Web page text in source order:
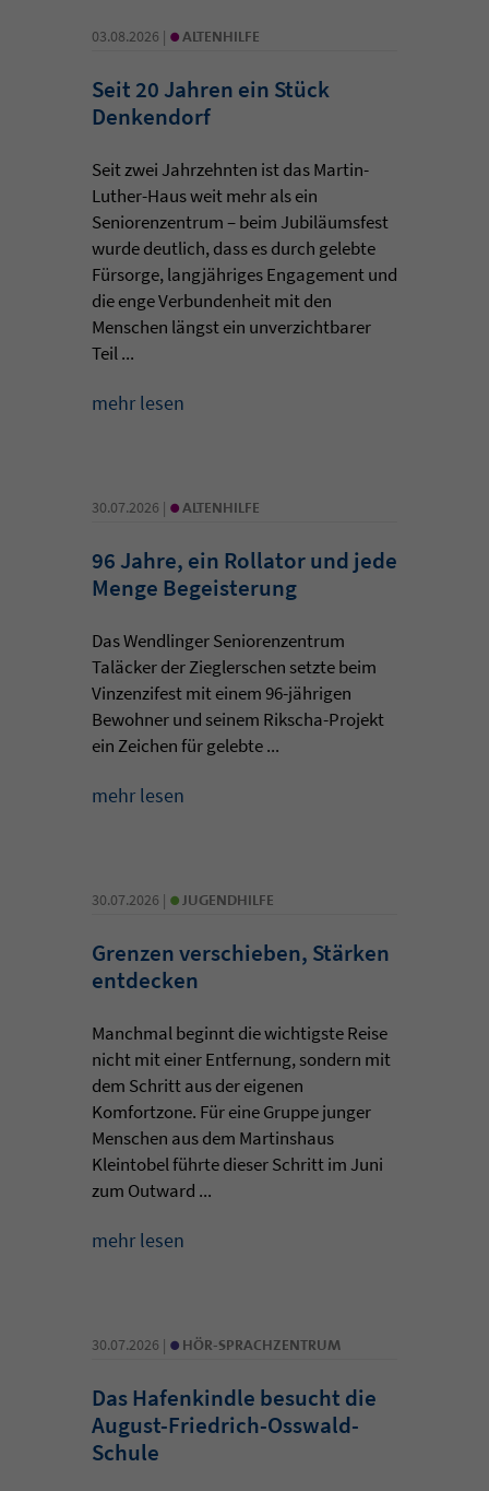
03.08.2026 | • ALTENHILFE
Seit 20 Jahren ein Stück
Denkendorf
Seit zwei Jahrzehnten ist das Martin-
Luther-Haus weit mehr als ein
Seniorenzentrum – beim Jubiläumsfest
wurde deutlich, dass es durch gelebte
Fürsorge, langjähriges Engagement und
die enge Verbundenheit mit den
Menschen längst ein unverzichtbarer
Teil ...
mehr lesen
30.07.2026 | • ALTENHILFE
96 Jahre, ein Rollator und jede
Menge Begeisterung
Das Wendlinger Seniorenzentrum
Taläcker der Zieglerschen setzte beim
Vinzenzifest mit einem 96-jährigen
Bewohner und seinem Rikscha-Projekt
ein Zeichen für gelebte ...
mehr lesen
30.07.2026 | • JUGENDHILFE
Grenzen verschieben, Stärken
entdecken
Manchmal beginnt die wichtigste Reise
nicht mit einer Entfernung, sondern mit
dem Schritt aus der eigenen
Komfortzone. Für eine Gruppe junger
Menschen aus dem Martinshaus
Kleintobel führte dieser Schritt im Juni
zum Outward ...
mehr lesen
30.07.2026 | • HÖR-SPRACHZENTRUM
Das Hafenkindle besucht die
August-Friedrich-Osswald-
Schule